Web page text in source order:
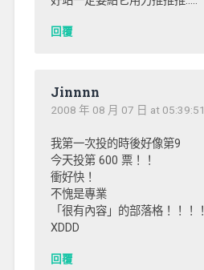
回覆
Jinnnn
2008 年 08 月 07 日 at 05:39:51
我第一次投的時後好像第9
今天投第 600 票！！
衝好快！
不愧是專業
「很有內容」的部落格！！！！
XDDD
回覆